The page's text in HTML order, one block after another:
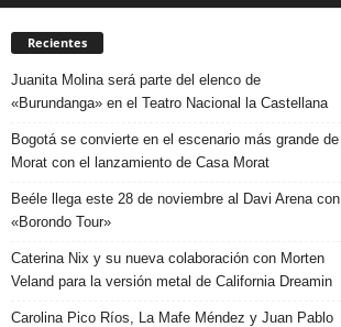
Recientes
Juanita Molina será parte del elenco de
«Burundanga» en el Teatro Nacional la Castellana
Bogotá se convierte en el escenario más grande de
Morat con el lanzamiento de Casa Morat
Beéle llega este 28 de noviembre al Davi Arena con
«Borondo Tour»
Caterina Nix y su nueva colaboración con Morten
Veland para la versión metal de California Dreamin
Carolina Pico Ríos, La Mafe Méndez y Juan Pablo